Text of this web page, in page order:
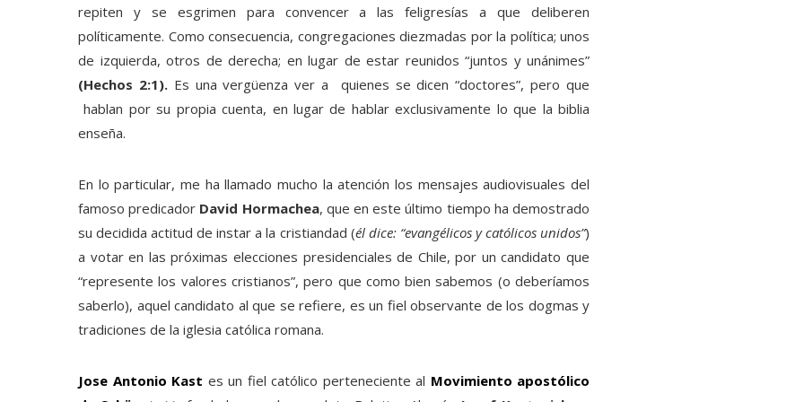
repiten y se esgrimen para convencer a las feligresías a que deliberen
políticamente. Como consecuencia, congregaciones diezmadas por la política; unos
de izquierda, otros de derecha; en lugar de estar reunidos “juntos y unánimes”
(Hechos 2:1).Es una vergüenza ver a quienes se dicen “doctores”, pero que
hablan por su propia cuenta, en lugar de hablar exclusivamente lo que la biblia
enseña.
En lo particular, me ha llamado mucho la atención los mensajes audiovisuales del
famoso predicador David Hormachea, que en este último tiempo ha demostrado
su decidida actitud de instar a la cristiandad (él dice: “evangélicos y católicos unidos”)
a votar en las próximas elecciones presidenciales de Chile, por un candidato que
“represente los valores cristianos”, pero que como bien sabemos (o deberíamos
saberlo), aquel candidato al que se refiere, es un fiel observante de los dogmas y
tradiciones de la iglesia católica romana.
Jose Antonio Kast es un fiel católico perteneciente al Movimiento apostólico